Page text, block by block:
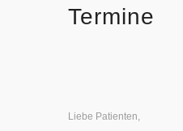
Termine
Liebe Patienten,